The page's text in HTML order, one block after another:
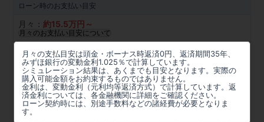
ローン時のお支払い目安
月々：約15.5万円～
月々のお支払い目安について
月々の支払目安は頭金・ボーナス時返済0円、返済期間35年、
みずほ銀行の変動金利1.025％で計算しています。
シミュレーション結果は、あくまでも目安となります。実際の
購入可能金額をお約束するものではありません。
金利は、変動金利（元利均等返済方式）で計算しています。返
済金利については、各金融機関に詳細をご確認ください。
ローン契約時には、別途手数料などの諸経費が必要となりま
す。
所在地
神奈川県鎌倉市今泉台２丁目1194番41、555(地番)
周辺マップを見る
アクセス